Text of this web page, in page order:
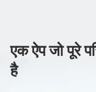
एक ऐप जो पूरे
है